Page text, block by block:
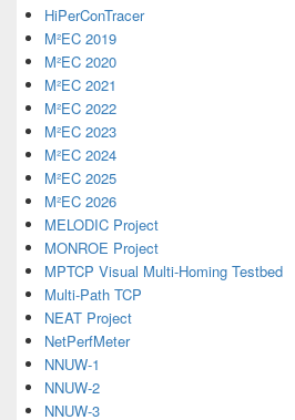
HiPerConTracer
M²EC 2019
M²EC 2020
M²EC 2021
M²EC 2022
M²EC 2023
M²EC 2024
M²EC 2025
M²EC 2026
MELODIC Project
MONROE Project
MPTCP Visual Multi-Homing Testbed
Multi-Path TCP
NEAT Project
NetPerfMeter
NNUW-1
NNUW-2
NNUW-3